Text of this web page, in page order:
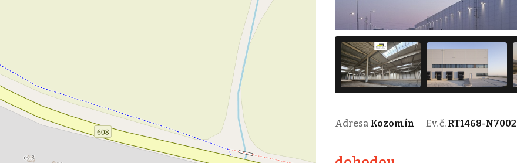
Adresa Kozomín Ev. č. RT1468-N7002